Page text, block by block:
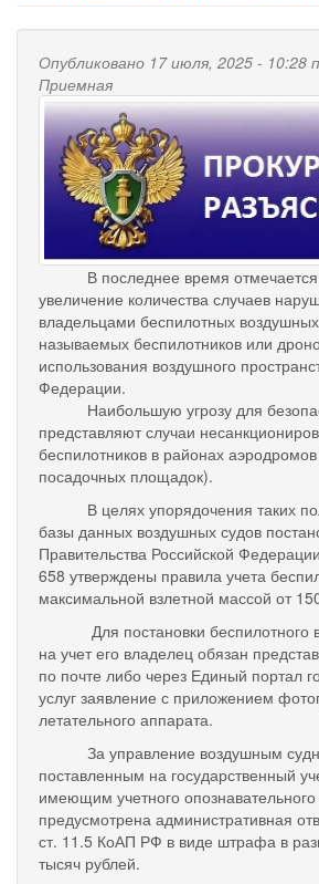
Опубликовано 17 июля, 2025 - 10:28
Приемная
В последнее время отмечается
увеличение количества случаев
владельцами беспилотных
называемых беспилотников или
использования воздушного
Федерации.
Наибольшую угрозу для
представляют случаи
беспилотников в районах
посадочных площадок).
В целях упорядочения таких
базы данных воздушных судов
Правительства Российской
658 утверждены правила учета
максимальной взлетной массой от
Для постановки беспилотного
на учет его владелец обязан
по почте либо через Единый портал
услуг заявление с приложением
летательного аппарата.
За управление воздушным
поставленным на государственный
имеющим учетного опознавательного
предусмотрена административная
ст. 11.5 КоАП РФ в виде штрафа в
тысяч рублей.